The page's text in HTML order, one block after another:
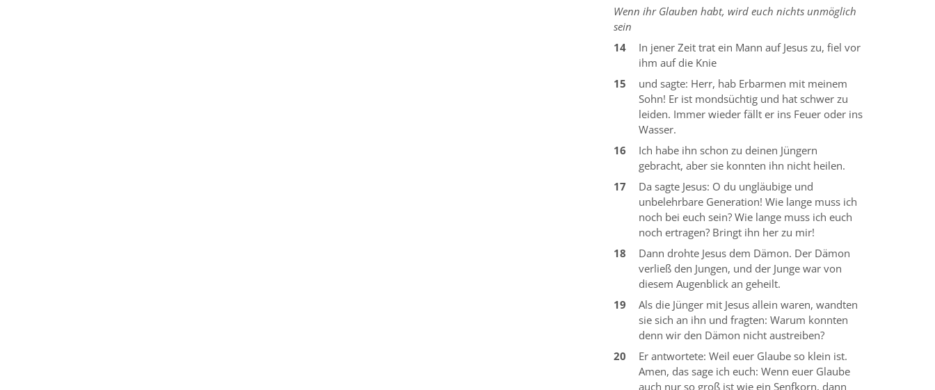
Wenn ihr Glauben habt, wird euch nichts unmöglich
sein
14
In jener Zeit trat ein Mann auf Jesus zu, fiel vor
ihm auf die Knie
15
und sagte: Herr, hab Erbarmen mit meinem
Sohn! Er ist mondsüchtig und hat schwer zu
leiden. Immer wieder fällt er ins Feuer oder ins
Wasser.
16
Ich habe ihn schon zu deinen Jüngern
gebracht, aber sie konnten ihn nicht heilen.
17
Da sagte Jesus: O du ungläubige und
unbelehrbare Generation! Wie lange muss ich
noch bei euch sein? Wie lange muss ich euch
noch ertragen? Bringt ihn her zu mir!
18
Dann drohte Jesus dem Dämon. Der Dämon
verließ den Jungen, und der Junge war von
diesem Augenblick an geheilt.
19
Als die Jünger mit Jesus allein waren, wandten
sie sich an ihn und fragten: Warum konnten
denn wir den Dämon nicht austreiben?
20
Er antwortete: Weil euer Glaube so klein ist.
Amen, das sage ich euch: Wenn euer Glaube
auch nur so groß ist wie ein Senfkorn, dann